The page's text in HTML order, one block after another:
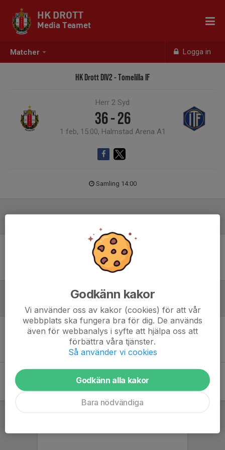
Matcher Logga in
HK DROTT
Media Teamet
HK Drott DIV2 - Tomelilla IF
Herr 2 Syd
36 - 26
1 feb, 15:00, Halmstad Arena A1
Samling 14:00
Ingen uppställning ifylld
Referat
Inget referat skrivet
Godkänn kakor
Vi använder oss av kakor (cookies) för att vår
webbplats ska fungera bra för dig. De används
även för webbanalys i syfte att hjälpa oss att
förbättra våra tjänster.
Så använder vi cookies
Godkänn alla kakor
Bara nödvändiga